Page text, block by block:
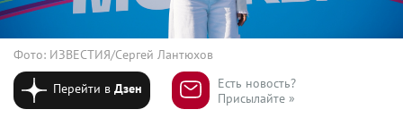
Фото: ИЗВЕСТИЯ/Сергей Лантюхов
Перейти вДзен
Есть новость?
Присылайте »